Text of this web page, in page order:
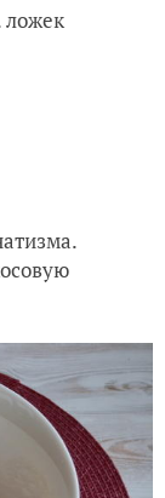
ложек